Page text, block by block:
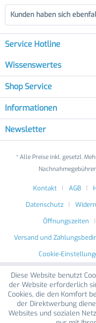
Kunden haben sich
Service Hotline
Wissenswertes
Shop Service
Informationen
Newsletter
* Alle Preise inkl. gesetzl.
Kontakt AGB
Datenschutz
Öffnungszeiten
Versand und
Cookie-
Diese Website benutzt
der Website erforderlich
Cookies, die den Komfort
der Direktwerbung
Websites und sozialen